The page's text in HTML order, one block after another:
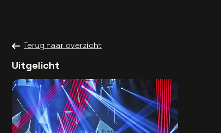
Terug naar overzicht
Uitgelicht